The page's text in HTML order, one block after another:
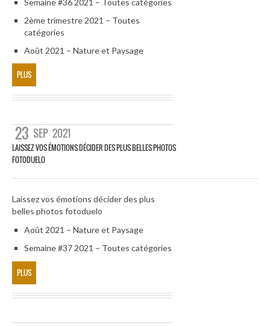
2ème trimestre 2021 – Toutes
catégories
Août 2021 – Nature et Paysage
PLUS
23 SEP 2021
LAISSEZ VOS ÉMOTIONS DÉCIDER DES PLUS BELLES PHOTOS
FOTODUELO
Laissez vos émotions décider des plus
belles photos fotoduelo
Août 2021 – Nature et Paysage
Semaine #37 2021 – Toutes catégories
PLUS